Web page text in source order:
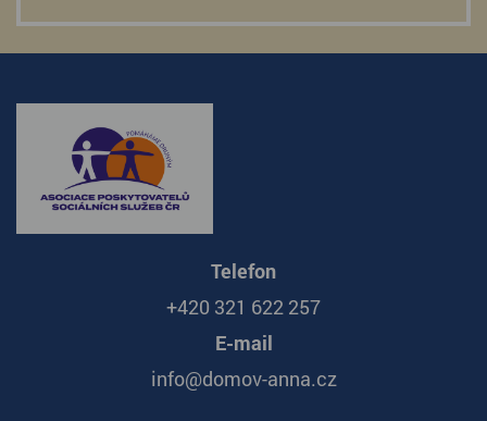
Telefon
+420 321 622 257
E-mail
info@domov-anna.cz